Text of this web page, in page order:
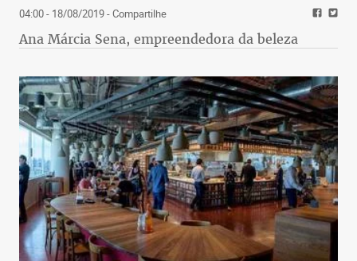
04:00 - 18/08/2019- Compartilhe
Ana Márcia Sena, empreendedora da beleza